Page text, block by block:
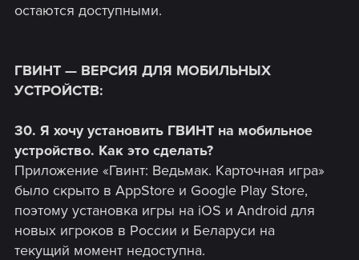
остаются доступными.
ГВИНТ — ВЕРСИЯ ДЛЯ МОБИЛЬНЫХ
УСТРОЙСТВ:
30. Я хочу установить ГВИНТ на мобильное
устройство. Как это сделать?
Приложение «Гвинт: Ведьмак. Карточная игра»
было скрыто в AppStore и Google Play Store,
поэтому установка игры на iOS и Android для
новых игроков в России и Беларуси на
текущий момент недоступна.